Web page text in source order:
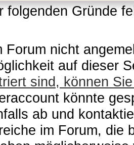
folgenden Gründe
Forum nicht
auf dieser
sind, können
könnte
ab und
im Forum, die